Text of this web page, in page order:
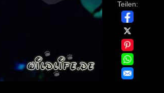
Teilen: